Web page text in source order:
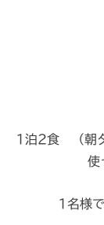
1泊2食 （朝夕
使
1名様